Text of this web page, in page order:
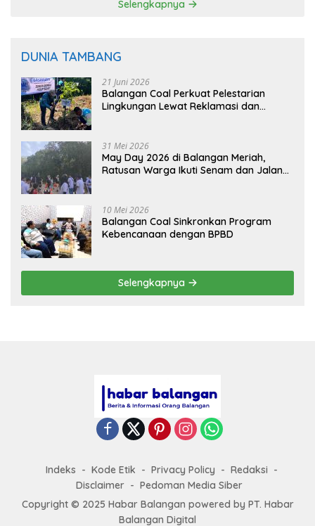
Selengkapnya
DUNIA TAMBANG
21 Juni 2026
Balangan Coal Perkuat Pelestarian
Lingkungan Lewat Reklamasi dan
31 Mei 2026
May Day 2026 di Balangan Meriah,
Ratusan Warga Ikuti Senam dan Jalan
10 Mei 2026
Balangan Coal Sinkronkan Program
Kebencanaan dengan BPBD
Selengkapnya
Indeks Kode Etik Privacy Policy
Redaksi
Disclaimer
Pedoman Media Siber
Copyright © 2025 Habar Balangan powered by PT. Habar
Balangan Digital